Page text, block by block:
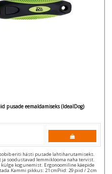
pusade eemaldamiseks (IdealDog)
eriti hästi pusade lahtiharutamiseks.
soodustavad lemmiklooma naha tervist.
kogunemist. Ergonoomiline käepide
pikkus: 21 cmPiid: 29 piid / 2 cm